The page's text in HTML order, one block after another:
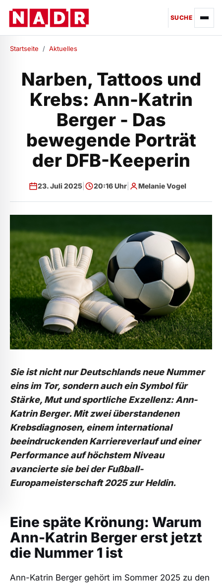
SUCHE
Startseite / Aktuelles
Narben, Tattoos und
Krebs: Ann-Katrin
Berger - Das
bewegende Porträt
der DFB-Keeperin
23. Juli 2025| 20:16 Uhr| Melanie Vogel
Sie ist nicht nur Deutschlands neue Nummer
eins im Tor, sondern auch ein Symbol für
Stärke, Mut und sportliche Exzellenz: Ann-
Katrin Berger. Mit zwei überstandenen
Krebsdiagnosen, einem international
beeindruckenden Karriereverlauf und einer
Performance auf höchstem Niveau
avancierte sie bei der Fußball-
Europameisterschaft 2025 zur Heldin.
Eine späte Krönung: Warum
Ann-Katrin Berger erst jetzt
die Nummer 1 ist
Ann-Katrin Berger gehört im Sommer 2025 zu den